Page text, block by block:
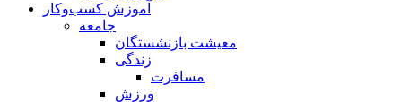
آموزش کسب‌وکار
جامعه
معیشت بازنشستگان
زندگی
مسافرت
ورزش